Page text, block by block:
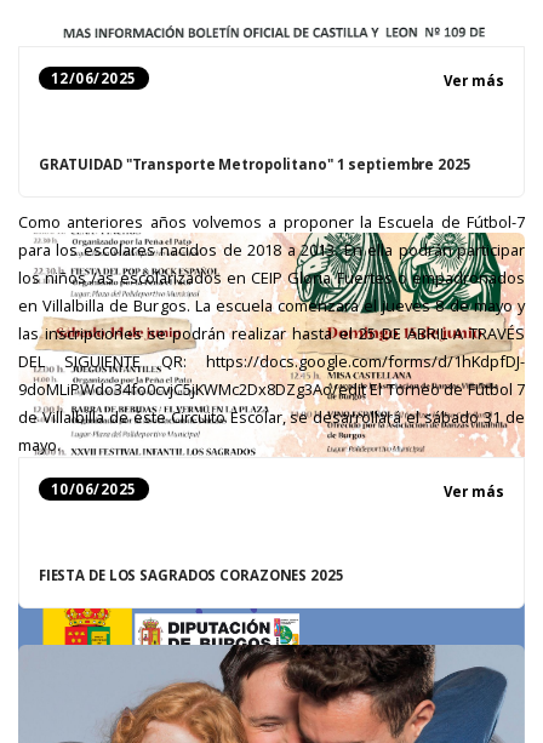
12/06/2025 Ver más
GRATUIDAD "Transporte Metropolitano" 1 septiembre 2025
10/06/2025 Ver más
FIESTA DE LOS SAGRADOS CORAZONES 2025
Como anteriores años volvemos a proponer la Escuela de Fútbol-7
para los escolares nacidos de 2018 a 2013. En ella podrán participar
los niños /as escolarizados en CEIP Gloria Fuertes o empadronados
en Villalbilla de Burgos. La escuela comenzará el jueves 8 de mayo y
las inscripciones se podrán realizar hasta el 25 DE ABRIL A TRAVÉS
DEL SIGUIENTE QR: https://docs.google.com/forms/d/1hKdpfDJ-
9doMLiPWdo34fo0cvjC5jKWMc2Dx8DZg3Ao/edit El Torneo de Fútbol 7
de Villalbilla de éste Circuito Escolar, se desarrollará el sábado 31 de
mayo.